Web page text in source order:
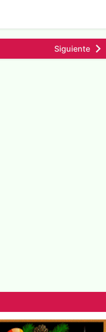
Siguiente